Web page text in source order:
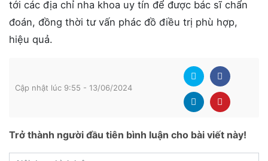
tới các địa chỉ nha khoa uy tín để được bác sĩ chẩn
đoán, đồng thời tư vấn phác đồ điều trị phù hợp,
hiệu quả.
Cập nhật lúc 9:55 - 13/06/2024
Trở thành người đầu tiên bình luận cho bài viết này!